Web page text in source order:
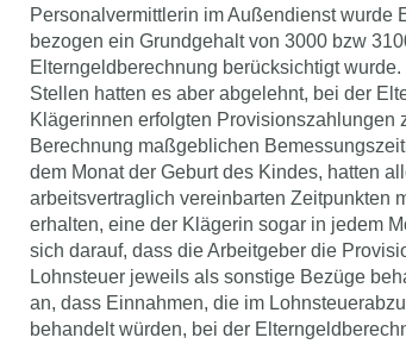
Personalvermittlerin im Außendienst wurde
bezogen ein Grundgehalt von 3000 bzw
Elterngeldberechnung berücksichtigt
Stellen hatten es aber abgelehnt, bei der
Klägerinnen erfolgten Provisionszahlungen
Berechnung maßgeblichen
dem Monat der Geburt des Kindes, hatten
arbeitsvertraglich vereinbarten Zeitpunkten
erhalten, eine der Klägerin sogar in jedem
sich darauf, dass die Arbeitgeber die
Lohnsteuer jeweils als sonstige Bezüge
an, dass Einnahmen, die im
behandelt würden, bei der